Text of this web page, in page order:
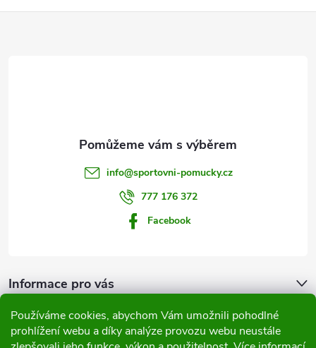
Používáme cookies, abychom Vám umožnili pohodlné
prohlížení webu a díky analýze provozu webu neustále
y
v
ý
info@sportovni-pomucky.cz
777 176 372
Facebook
Informace pro vás
Přijímáme online platby